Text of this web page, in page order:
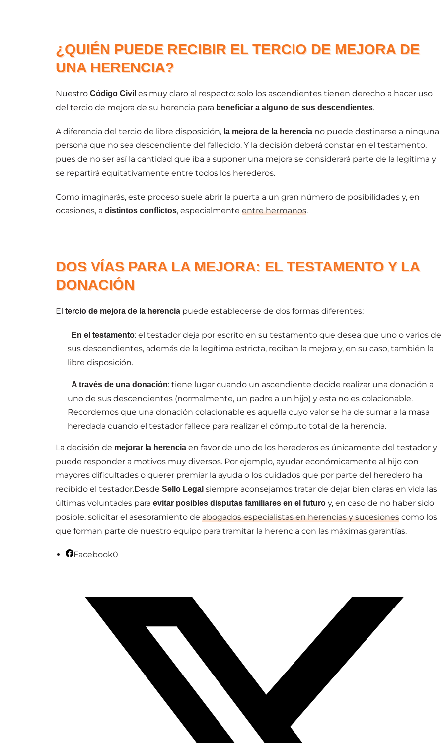
¿QUIÉN PUEDE RECIBIR EL TERCIO DE MEJORA DE
UNA HERENCIA?
Nuestro Código Civil es muy claro al respecto: solo los ascendientes tienen derecho a hacer uso
del tercio de mejora de su herencia para beneficiar a alguno de sus descendientes.
A diferencia del tercio de libre disposición, la mejora de la herencia no puede destinarse a ninguna
persona que no sea descendiente del fallecido. Y la decisión deberá constar en el testamento,
pues de no ser así la cantidad que iba a suponer una mejora se considerará parte de la legítima y
se repartirá equitativamente entre todos los herederos.
Como imaginarás, este proceso suele abrir la puerta a un gran número de posibilidades y, en
ocasiones, a distintos conflictos, especialmente entre hermanos.
DOS VÍAS PARA LA MEJORA: EL TESTAMENTO Y LA
DONACIÓN
El tercio de mejora de la herencia puede establecerse de dos formas diferentes:
En el testamento: el testador deja por escrito en su testamento que desea que uno o varios de
sus descendientes, además de la legítima estricta, reciban la mejora y, en su caso, también la
libre disposición.
A través de una donación: tiene lugar cuando un ascendiente decide realizar una donación a
uno de sus descendientes (normalmente, un padre a un hijo) y esta no es colacionable.
Recordemos que una donación colacionable es aquella cuyo valor se ha de sumar a la masa
heredada cuando el testador fallece para realizar el cómputo total de la herencia.
La decisión de mejorar la herencia en favor de uno de los herederos es únicamente del testador y
puede responder a motivos muy diversos. Por ejemplo, ayudar económicamente al hijo con
mayores dificultades o querer premiar la ayuda o los cuidados que por parte del heredero ha
recibido el testador.Desde Sello Legal siempre aconsejamos tratar de dejar bien claras en vida las
últimas voluntades para evitar posibles disputas familiares en el futuro y, en caso de no haber sido
posible, solicitar el asesoramiento de abogados especialistas en herencias y sucesiones como los
que forman parte de nuestro equipo para tramitar la herencia con las máximas garantías.
Facebook0